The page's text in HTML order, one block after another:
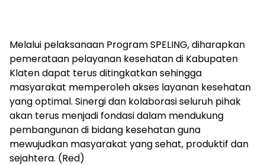
Melalui pelaksanaan Program SPELING, diharapkan
pemerataan pelayanan kesehatan di Kabupaten
Klaten dapat terus ditingkatkan sehingga
masyarakat memperoleh akses layanan kesehatan
yang optimal. Sinergi dan kolaborasi seluruh pihak
akan terus menjadi fondasi dalam mendukung
pembangunan di bidang kesehatan guna
mewujudkan masyarakat yang sehat, produktif dan
sejahtera. (Red)